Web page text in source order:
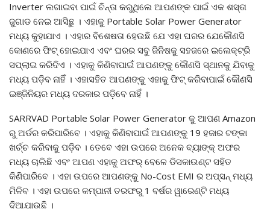
Inverter ଲଗାଇବା ପାଇଁ ଚିନ୍ତା କରୁଥିଲେ ଆପଣଙ୍କ ପାଇଁ ଏକ ଶସ୍ତା
ଜୁଗାଡ ନେଇ ଆସିଛୁ । ଏହାକୁ Portable Solar Power Generator
ମଧ୍ୟ କୁହାଯାଏ । ଏହାର ବିଶେଷତା ହେଉଛି ଯେ ଏହା ଘରର ଯେକୌଣସି
କୋଣରେ ଫିଟ୍ ହୋଇଯାଏ ଏବଂ ଘରର ସବୁ ଜିନିଷକୁ ସହଜରେ ଇଲେକ୍ଟ୍ରି
ସପ୍ଲାଇ କରିଦିଏ । ଏହାକୁ କିଣିବାପାଇଁ ଆପଣଙ୍କୁ କୌଣସି ସ୍ଥାନକୁ ଯିବାକୁ
ମଧ୍ୟ ପଡ଼ିବ ନାହିଁ । ଏହାସହିତ ଆପଣଙ୍କୁ ଏହାକୁ ଫିଟ୍ କରିବାପାଇଁ କୌଣସି
ଇଞ୍ଜିନିୟର ମଧ୍ୟ ଦରକାର ପଡ଼ିବେ ନାହିଁ ।
SARRVAD Portable Solar Power Generator କୁ ଆପଣ Amazon
ରୁ ଅର୍ଡର କରିପାରିବେ । ଏହାକୁ କିଣିବାପାଇଁ ଆପଣଙ୍କୁ 19 ହଜାର ଟଙ୍କା
ଖର୍ଚ୍ଚ କରିବାକୁ ପଡ଼ିବ । ତେବେ ଏହା ଉପରେ ଅନେକ ବ୍ୟାଙ୍କ୍ ଅଫର
ମଧ୍ୟ ଚାଲିଛି ଏବଂ ଆପଣ ଏହାକୁ ଅଫର୍ ବେଳେ ଡିସକାଉଣ୍ଟ ସହିତ
କିଣିପାରିବେ । ଏହା ଉପରେ ଆପଣଙ୍କୁ No-Cost EMI ର ଅପ୍ସନ୍ ମଧ୍ୟ
ମିଳିବ । ଏହା ଉପରେ କମ୍ପାନୀ ତରଫରୁ 1 ବର୍ଷର ୱାରେଣ୍ଟି ମଧ୍ୟ
ଦିଆଯାଉଛି ।